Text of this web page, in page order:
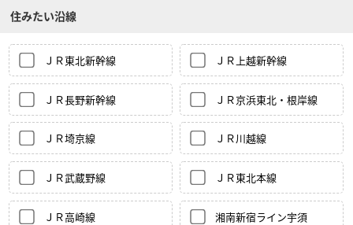
住みたい沿線
ＪＲ東北新幹線 ＪＲ上越新幹線
ＪＲ長野新幹線 ＪＲ京浜東北・根岸線
ＪＲ埼京線 ＪＲ川越線
ＪＲ武蔵野線 ＪＲ東北本線
ＪＲ高崎線 湘南新宿ライン宇須